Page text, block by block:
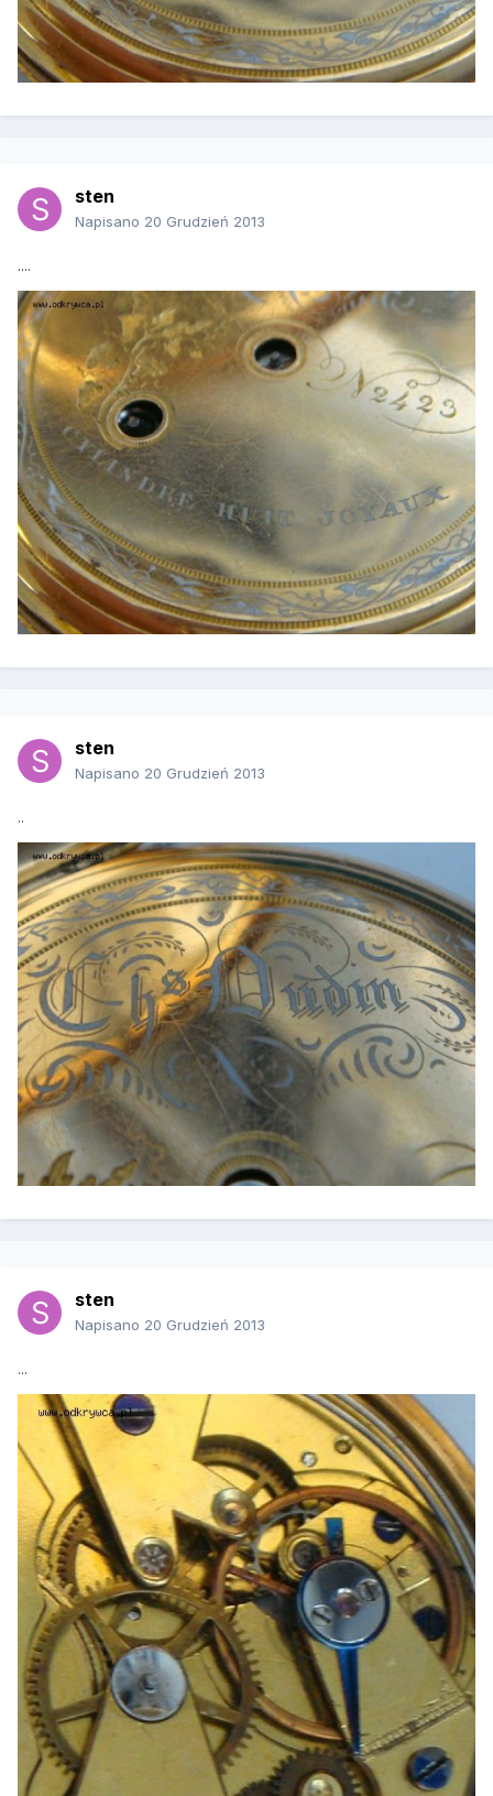
sten
Napisano 20 Grudzień 2013
....
sten
Napisano 20 Grudzień 2013
..
sten
Napisano 20 Grudzień 2013
...